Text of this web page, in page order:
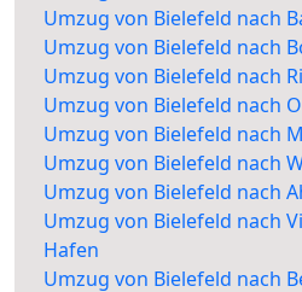
Umzug von Bielefeld nach
Umzug von Bielefeld nach
Umzug von Bielefeld nach
Umzug von Bielefeld nach
Umzug von Bielefeld nach
Umzug von Bielefeld nach
Umzug von Bielefeld nach
Umzug von Bielefeld nach
Hafen
Umzug von Bielefeld nach